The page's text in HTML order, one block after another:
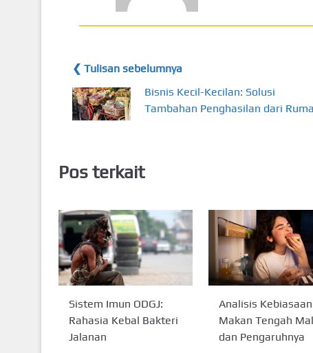
❮ Tulisan sebelumnya
Bisnis Kecil-Kecilan: Solusi
Tambahan Penghasilan dari
Pos terkait
Sistem Imun ODGJ:
Rahasia Kebal Bakteri
Jalanan
Analisis Kebiasaan
Makan Tengah
dan Pengaruhnya